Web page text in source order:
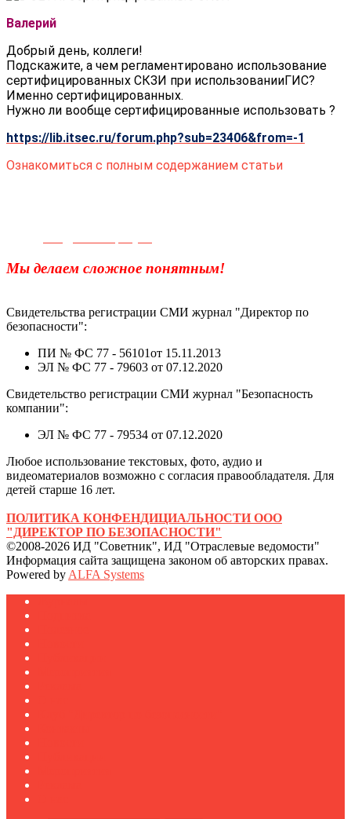
Валерий
Добрый день, коллеги!
Подскажите, а чем регламентировано использование
сертифицированных СКЗИ при использованииГИС?
Именно сертифицированных.
Нужно ли вообще сертифицированные использовать ?
https://lib.itsec.ru/forum.php?sub=23406&from=-1
Ознакомиться с полным содержанием статьи
Мы делаем сложное понятным!
Свидетельства регистрации СМИ журнал "Директор по
безопасности":
ПИ № ФС 77 - 56101от 15.11.2013
ЭЛ № ФС 77 - 79603 от 07.12.2020
Свидетельство регистрации СМИ журнал "Безопасность
компании":
ЭЛ № ФС 77 - 79534 от 07.12.2020
Любое использование текстовых, фото, аудио и
видеоматериалов возможно с согласия правообладателя. Для
детей старше 16 лет.
ПОЛИТИКА КОНФЕНДИЦИАЛЬНОСТИ ООО
"ДИРЕКТОР ПО БЕЗОПАСНОСТИ"
©2008-2026 ИД "Советник", ИД "Отраслевые ведомости"
Информация сайта защищена законом об авторских правах.
Powered by ALFA Systems